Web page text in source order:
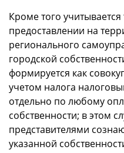
Кроме того учитывается
предоставлении на
регионального
городской
формируется как
учетом налога
отдельно по любому
собственности; в этом
представителями
указанной